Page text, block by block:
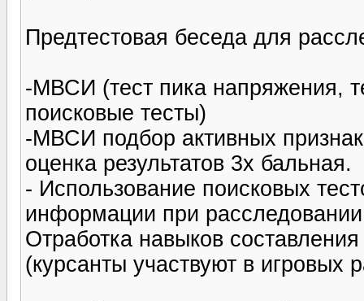
Предтестовая беседа для
-МВСИ (тест пика напряжения,
поисковые тесты)
-МВСИ подбор активных
оценка результатов 3х бальная.
- Использование поисковых
информации при
Отработка навыков
(курсанты участвуют в игровых